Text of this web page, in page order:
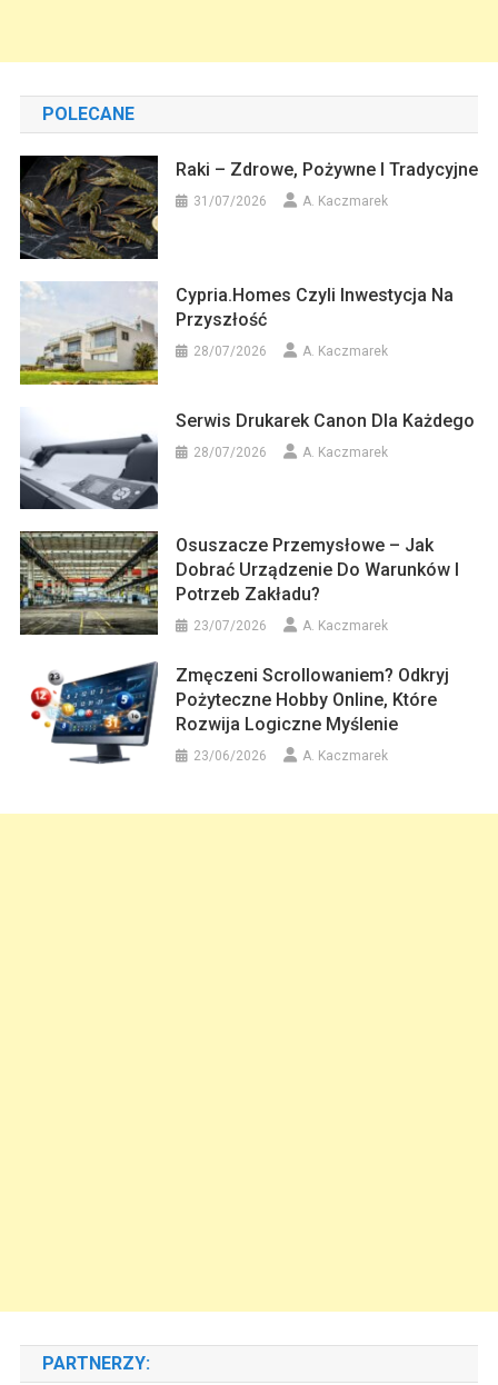
POLECANE
Raki – Zdrowe, Pożywne I Tradycyjne
31/07/2026 A. Kaczmarek
Cypria.homes Czyli Inwestycja Na
Przyszłość
28/07/2026 A. Kaczmarek
Serwis Drukarek Canon Dla Każdego
28/07/2026 A. Kaczmarek
Osuszacze Przemysłowe – Jak
Dobrać Urządzenie Do Warunków I
Potrzeb Zakładu?
23/07/2026 A. Kaczmarek
Zmęczeni Scrollowaniem? Odkryj
Pożyteczne Hobby Online, Które
Rozwija Logiczne Myślenie
23/06/2026 A. Kaczmarek
PARTNERZY: